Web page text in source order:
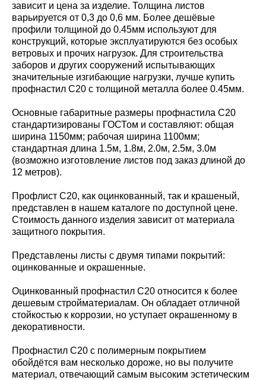
зависит и цена за изделие. Толщина листов
варьируется от 0,3 до 0,6 мм. Более дешёвые
профили толщиной до 0.45мм используют для
конструкций, которые эксплуатируются без особых
ветровых и прочих нагрузок. Для строительства
заборов и других сооружений испытывающих
значительные изгибающие нагрузки, лучше купить
профнастил С20 с толщиной металла более 0.45мм.
Основные габаритные размеры профнастила С20
стандартизированы ГОСТом и составляют: общая
ширина 1150мм; рабочая ширина 1100мм;
стандартная длина 1.5м, 1.8м, 2.0м, 2.5м, 3.0м
(возможно изготовление листов под заказ длиной до
12 метров).
Профлист С20, как оцинкованный, так и крашеный,
представлен в нашем каталоге по доступной цене.
Стоимость данного изделия зависит от материала
защитного покрытия.
Представлены листы с двумя типами покрытий:
оцинкованные и окрашенные.
Оцинкованный профнастил С20 относится к более
дешевым стройматериалам. Он обладает отличной
стойкостью к коррозии, но уступает окрашенному в
декоративности.
Профнастил С20 с полимерным покрытием
обойдётся вам несколько дороже, но вы получите
материал, отвечающий самым высоким эстетическим